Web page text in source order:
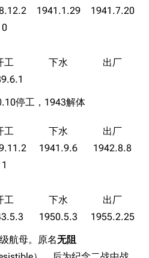
6690 11.9万
系统
门
色与游戏技
料
算
与功勋
舰娘与装备
按类型
按国籍
舰娘获得方式
装备图鉴
装备属性一览
0
1941.1.29 1941.7.20
停工，1943解体
1
1941.9.6 1942.8.8
1950.5.3
1955.2.25
航母。原名无阻